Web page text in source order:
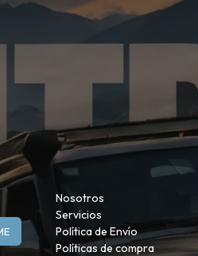
Nosotros
Servicios
Política de Envío
Políticas de compra